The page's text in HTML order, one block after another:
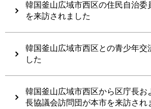
韓国釜山広域市西区の住民自治委
を来訪されました
韓国釜山広域市西区との青少年交
した
韓国釜山広域市西区から区庁長お
長協議会訪問団が本市を来訪され